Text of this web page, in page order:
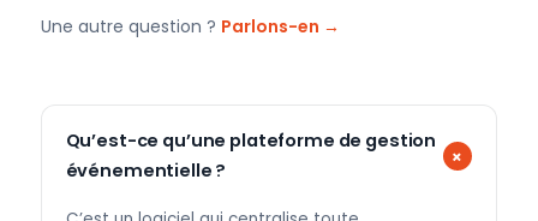
Une autre question ? Parlons-en →
Qu’est-ce qu’une plateforme de gestion
événementielle ?